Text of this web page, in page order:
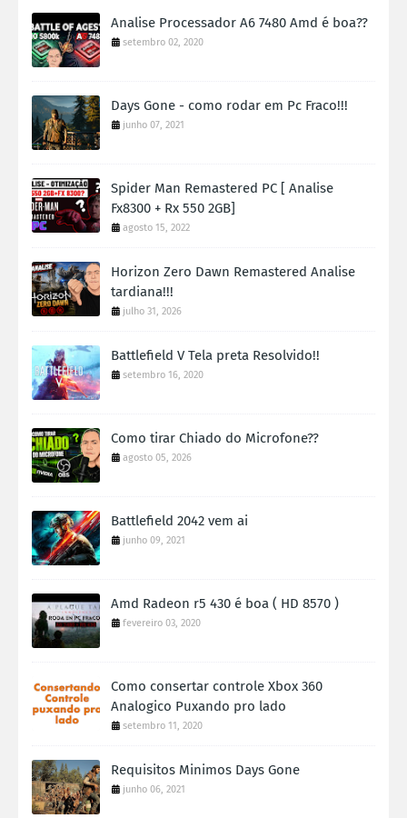
Analise Processador A6 7480 Amd é boa??
setembro 02, 2020
Days Gone - como rodar em Pc Fraco!!!
junho 07, 2021
Spider Man Remastered PC [ Analise
Fx8300 + Rx 550 2GB]
agosto 15, 2022
Horizon Zero Dawn Remastered Analise
tardiana!!!
julho 31, 2026
Battlefield V Tela preta Resolvido!!
setembro 16, 2020
Como tirar Chiado do Microfone??
agosto 05, 2026
Battlefield 2042 vem ai
junho 09, 2021
Amd Radeon r5 430 é boa ( HD 8570 )
fevereiro 03, 2020
Como consertar controle Xbox 360
Analogico Puxando pro lado
setembro 11, 2020
Requisitos Minimos Days Gone
junho 06, 2021